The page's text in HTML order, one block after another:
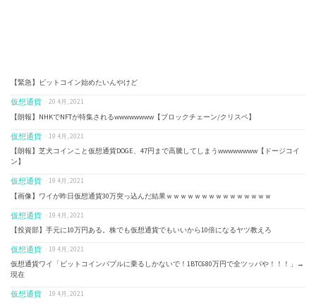
【緊急】ビットコイン始めたいんやけど
仮想通貨 · 20 4月, 2021
【朗報】NHKでNFTが特集されるwwwwwwww【ブロックチェーン/クリスペ】
仮想通貨 · 19 4月, 2021
【朗報】芝犬コインこと仮想通貨DOGE、47円まで高騰してしまうwwwwwwww【ドージコイ
ン】
仮想通貨 · 19 4月, 2021
【画像】ワイが昨日仮想通貨30万突っ込んだ結果ｗｗｗｗｗｗｗｗｗｗｗｗｗｗｗ
仮想通貨 · 19 4月, 2021
【投資部】手元に10万円ある。株でも仮想通貨でもいいから10倍になるヤツ教えろ
仮想通貨 · 19 4月, 2021
仮想通貨ワイ「ビットコインバブルに乗るしかないで！1BTC680万円で全ツッパや！！！」→
現在
仮想通貨 · 19 4月, 2021